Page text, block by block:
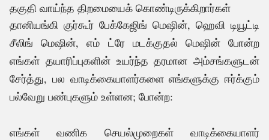
தகுதி வாய்ந்த திறமையைக் கொண்டிருக்கிறார்கள்
தானியங்கி குர்கூர் பேக்கேஜிங் மெஷின், ஹெவி டியூட்டி
சீலிங் மெஷின், எம் ட்ரே மடக்குதல் மெஷின் போன்ற
எங்கள் தயாரிப்புகளின் உயர்ந்த தரமான அம்சங்களுடன்
சேர்த்து, பல வாடிக்கையாளர்களை எங்களுக்கு ஈர்க்கும்
பல்வேறு பண்புகளும் உள்ளன; போன்ற:
எங்கள் வணிக செயல்முறைகள் வாடிக்கையாளர்